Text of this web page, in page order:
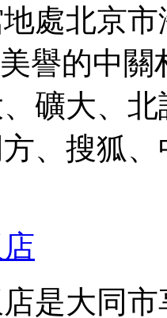
處北京
譽的中
礦大、
、搜狐
是大同